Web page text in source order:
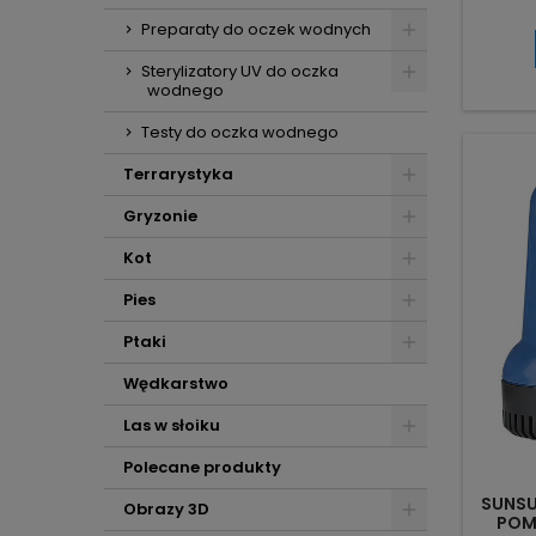
Preparaty do oczek wodnych
Sterylizatory UV do oczka
wodnego
Testy do oczka wodnego
Terrarystyka
Gryzonie
Kot
Pies
Ptaki
Wędkarstwo
Las w słoiku
Polecane produkty
Obrazy 3D
pod